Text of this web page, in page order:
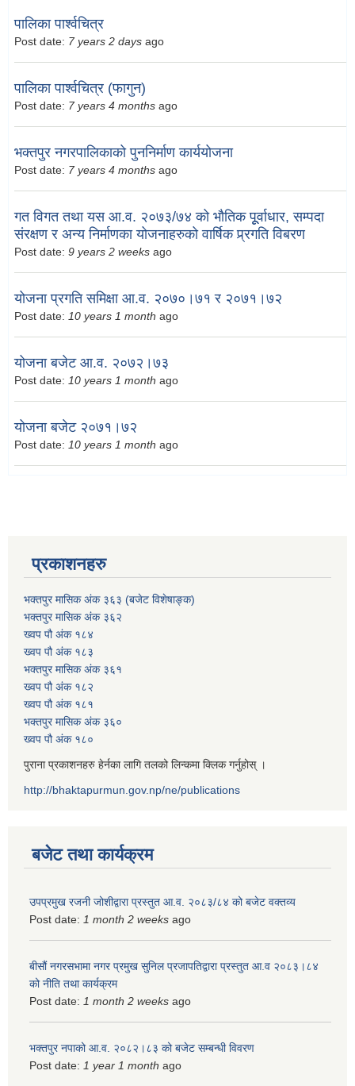
पालिका पार्श्वचित्र
Post date: 7 years 2 days ago
पालिका पार्श्वचित्र (फागुन)
Post date: 7 years 4 months ago
भक्तपुर नगरपालिकाको पुननिर्माण कार्ययोजना
Post date: 7 years 4 months ago
गत विगत तथा यस आ.व. २०७३/७४ को भौतिक पूूर्वाधार, सम्पदा
संरक्षण र अन्य निर्माणका योजनाहरुको वार्षिक प्र्रगति विबरण
Post date: 9 years 2 weeks ago
योजना प्रगति समिक्षा आ.व. २०७०।७१ र २०७१।७२
Post date: 10 years 1 month ago
योजना बजेट आ.व. २०७२।७३
Post date: 10 years 1 month ago
योजना बजेट २०७१।७२
Post date: 10 years 1 month ago
प्रकाशनहरु
भक्तपुर मासिक अंक ३६३ (बजेट विशेषाङ्क)
भक्तपुर मासिक अंक ३६२
ख्वप पौ अंक १८४
ख्वप पौ अंक १८३
भक्तपुर मासिक अंक ३६१
ख्वप पौ अंक १८२
ख्वप पौ अंक १८१
भक्तपुर मासिक अंक ३६०
ख्वप पौ अंक १८०
पुराना प्रकाशनहरु हेर्नका लागि तलको लिन्कमा क्लिक गर्नुहोस् ।
http://bhaktapurmun.gov.np/ne/publications
बजेट तथा कार्यक्रम
उपप्रमुख रजनी जोशीद्वारा प्रस्तुत आ.व. २०८३/८४ को बजेट वक्तव्य
Post date: 1 month 2 weeks ago
बीसौं नगरसभामा नगर प्रमुख सुनिल प्रजापतिद्वारा प्रस्तुत आ.व‍ २०८३।८४
को नीति तथा कार्यक्रम
Post date: 1 month 2 weeks ago
भक्तपुर नपाको आ.व. २०८२।८३ को बजेट सम्बन्धी विवरण
Post date: 1 year 1 month ago